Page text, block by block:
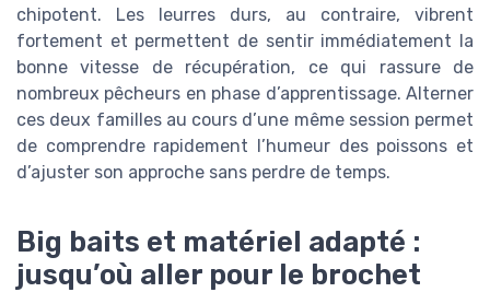
chipotent. Les leurres durs, au contraire, vibrent
fortement et permettent de sentir immédiatement la
bonne vitesse de récupération, ce qui rassure de
nombreux pêcheurs en phase d’apprentissage. Alterner
ces deux familles au cours d’une même session permet
de comprendre rapidement l’humeur des poissons et
d’ajuster son approche sans perdre de temps.
Big baits et matériel adapté :
jusqu’où aller pour le brochet